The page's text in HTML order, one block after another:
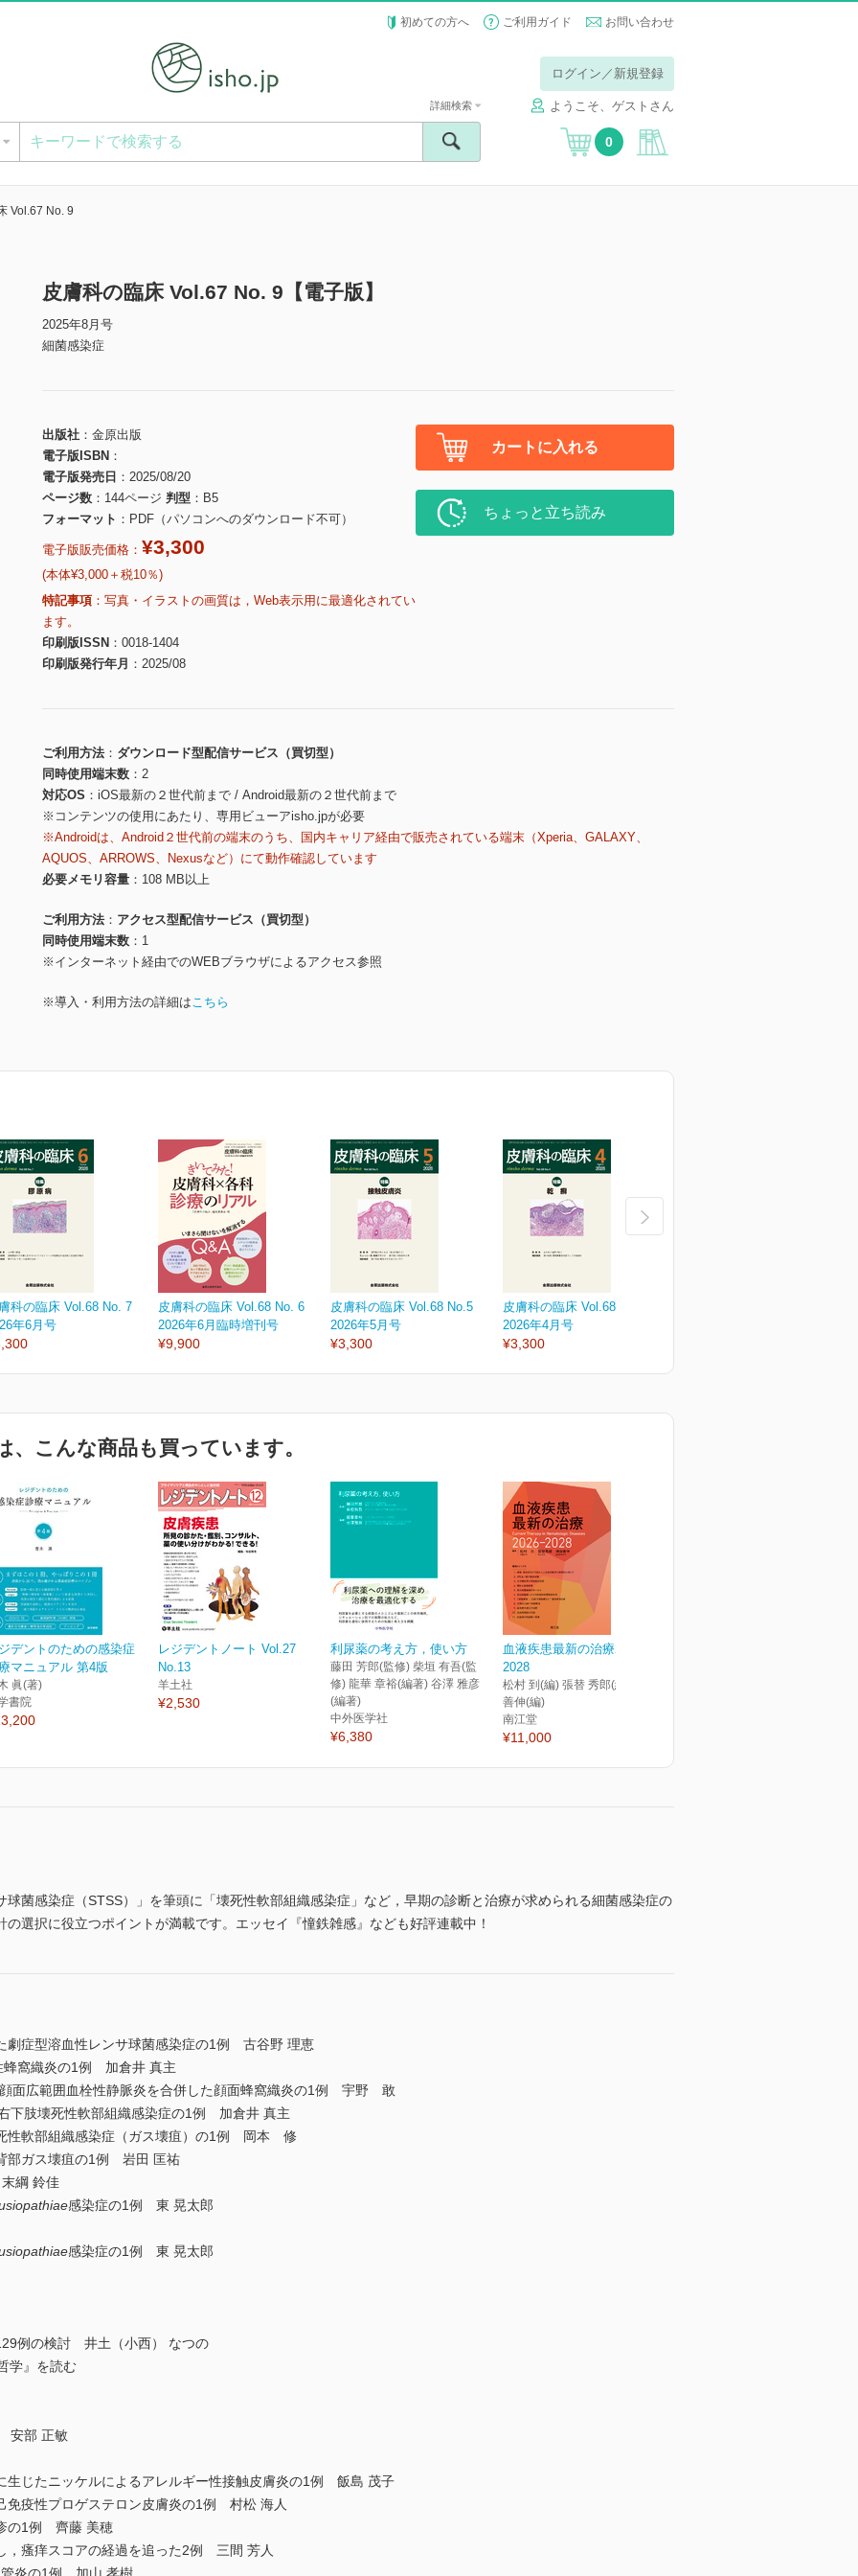
初めての方へ ご利用ガイド お問い合わせ
ログイン／新規登録
ようこそ、ゲストさん
詳細検索
0
Vol.67 No. 9
皮膚科の臨床 Vol.67 No. 9【電子版】
2025年8月号
細菌感染症
出版社
金原出版
電子版ISBN
電子版発売日
2025/08/20
ページ数
144ページ 判型
B5
フォーマット
PDF（パソコンへのダウンロード不可）
電子版販売価格： ¥3,300
(本体¥3,000＋税10％)
特記事項
写真・イラストの画質は，Web表示用に最適化されてい
ます。
印刷版ISSN
0018-1404
印刷版発行年月
2025/08
カートに入れる
ちょっと立ち読み
ご利用方法
ダウンロード型配信サービス（買切型）
同時使用端末数
2
対応OS
iOS最新の２世代前まで / Android最新の２世代前まで
※コンテンツの使用にあたり、専用ビューアisho.jpが必要
※Androidは、Android２世代前の端末のうち、国内キャリア経由で販売されている端末（Xperia、GALAXY、
AQUOS、ARROWS、Nexusなど）にて動作確認しています
必要メモリ容量
108 MB以上
ご利用方法
アクセス型配信サービス（買切型）
同時使用端末数
1
※インターネット経由でのWEBブラウザによるアクセス参照
※導入・利用方法の詳細はこちら
科の臨床 Vol.68 No. 7
年6月号
皮膚科の臨床 Vol.68 No. 6
2026年6月臨時増刊号
¥9,900
皮膚科の臨床 Vol.68 No.5
2026年5月号
¥3,300
皮膚科の臨床 Vol.68 No. 4
2026年4月号
¥3,300
、こんな商品も買っています。
デントのための感染症
マニュアル 第4版
眞(著)
書院
レジデントノート Vol.27
No.13
羊土社
¥2,530
利尿薬の考え方，使い方
藤田 芳郎(監修) 柴垣 有吾(監
修) 龍華 章裕(編著) 谷澤 雅彦
(編著)
中外医学社
¥6,380
血液疾患最新の治療2026-
2028
松村 到(編) 張替 秀郎(編) 神田
善伸(編)
南江堂
¥11,000
球菌感染症（STSS）」を筆頭に「壊死性軟部組織感染症」など，早期の診断と治療が求められる細菌感染症の
選択に役立つポイントが満載です。エッセイ『憧鉄雑感』なども好評連載中！
劇症型溶血性レンサ球菌感染症の1例 古谷野 理恵
蜂窩織炎の1例 加倉井 真主
面広範囲血栓性静脈炎を合併した顔面蜂窩織炎の1例 宇野 敢
下肢壊死性軟部組織感染症の1例 加倉井 真主
性軟部組織感染症（ガス壊疽）の1例 岡本 修
部ガス壊疽の1例 岩田 匡祐
綱 鈴佳
感染症の1例 東 晃太郎
感染症の1例 東 晃太郎
例の検討 井土（小西） なつの
学』を読む
安部 正敏
生じたニッケルによるアレルギー性接触皮膚炎の1例 飯島 茂子
免疫性プロゲステロン皮膚炎の1例 村松 海人
の1例 齊藤 美穂
，瘙痒スコアの経過を追った2例 三間 芳人